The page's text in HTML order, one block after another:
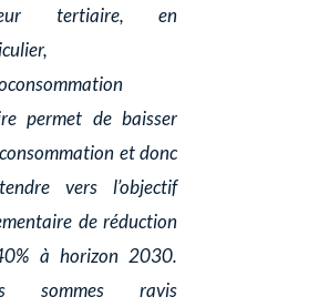
tertiaire, en
permet de baisser
et donc
vers l’objectif
de réduction
à horizon 2030.
sommes ravis